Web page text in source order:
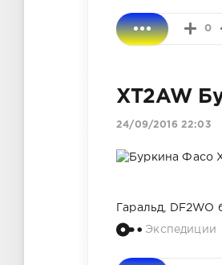
0
XT2AW
24/09/2016 22:03
Гаральд,
Экспедиции